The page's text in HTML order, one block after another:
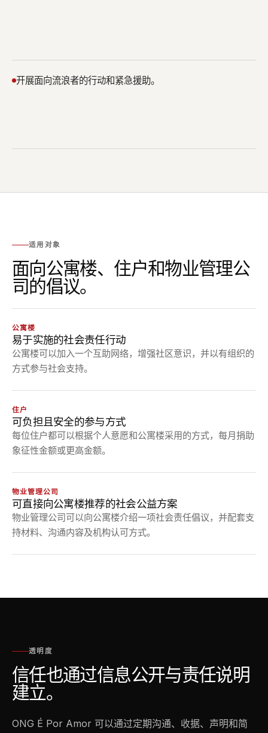
开展面向流浪者的行动和紧急援助。
适用对象
面向公寓楼、住户和物业管理公
司的倡议。
公寓楼
易于实施的社会责任行动
公寓楼可以加入一个互助网络，增强社区意识，并以有组织的
方式参与社会支持。
住户
可负担且安全的参与方式
每位住户都可以根据个人意愿和公寓楼采用的方式，每月捐助
象征性金额或更高金额。
物业管理公司
可直接向公寓楼推荐的社会公益方案
物业管理公司可以向公寓楼介绍一项社会责任倡议，并配套支
持材料、沟通内容及机构认可方式。
透明度
信任也通过信息公开与责任说明
建立。
ONG É Por Amor 可以通过定期沟通、收据、声明和简